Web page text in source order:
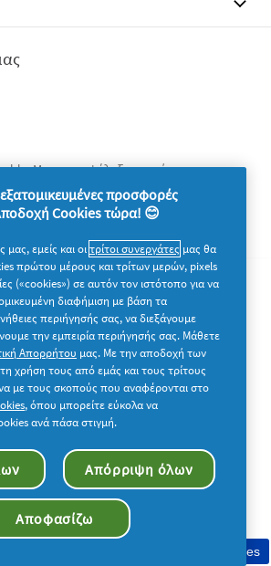
Με την επιφύλαξη παντός
και η πρόσβαση στις πληροφορίες σε
στους όρους και τις προϋποθέσεις
νομική συμφωνία μας.
Συγκατάθεση στη χρήση cookies
προσφορές
Cookies τώρα! 😊
εμείς και οιτρίτοι συνεργάτες μας θα
πρώτου μέρους και τρίτων μερών, pixels
(«cookies») σε αυτόν τον ιστότοπο για να
διαφήμιση με βάση τα
περιήγησής σας, να διεξάγουμε
την εμπειρία περιήγησής σας. Μάθετε
Απορρήτου μας. Με την αποδοχή των
χρήση τους από εμάς και τους τρίτους
με τους σκοπούς που αναφέρονται στο
, όπου μπορείτε εύκολα να
ανά πάσα στιγμή.
Απόρριψη όλων
Αποφασίζω